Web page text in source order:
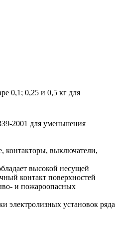
0,1; 0,25 и 0,5 кг для
2001 для уменьшения
контакторы, выключатели,
высокой несущей
контакт поверхностей
и пожароопасных
установок ряда